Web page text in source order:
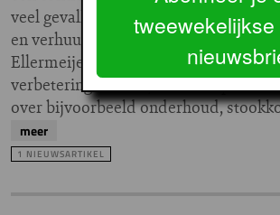
veel gevallen bekend van problemen
en verhuurders”, zegt wethouder
Ellermeijer. “Vooral de communicatie
verbetering vatbaar, maar er spelen
over bijvoorbeeld onderhoud,
meer
1 NIEUWSARTIKEL